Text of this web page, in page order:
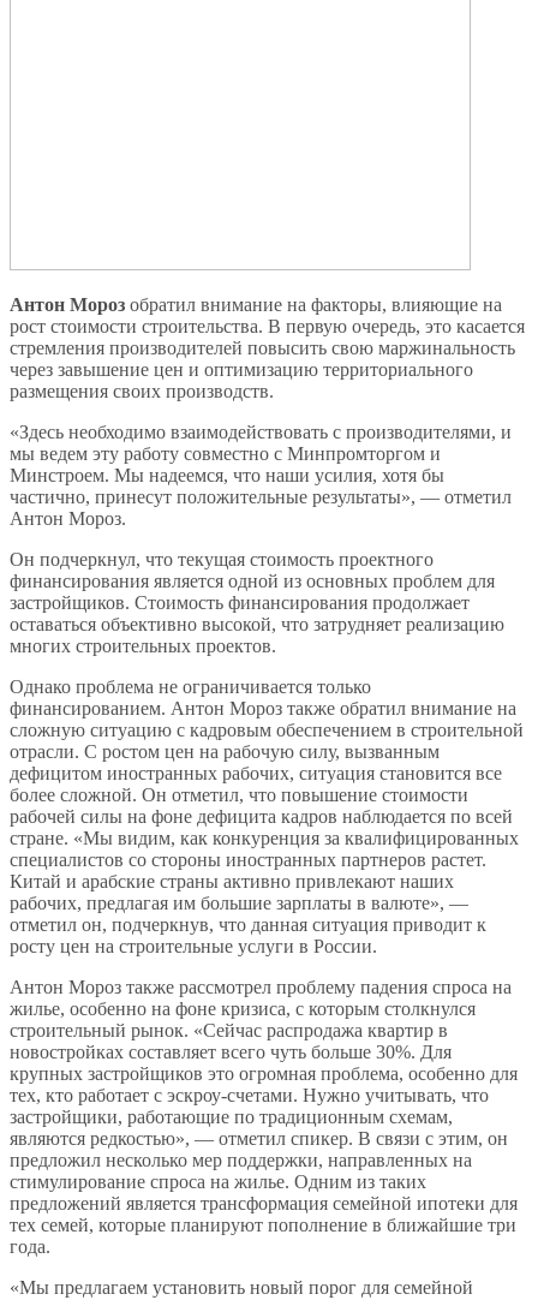
Антон Мороз обратил внимание на факторы, влияющие на
рост стоимости строительства. В первую очередь, это касается
стремления производителей повысить свою маржинальность
через завышение цен и оптимизацию территориального
размещения своих производств.
«Здесь необходимо взаимодействовать с производителями, и
мы ведем эту работу совместно с Минпромторгом и
Минстроем. Мы надеемся, что наши усилия, хотя бы
частично, принесут положительные результаты», — отметил
Антон Мороз.
Он подчеркнул, что текущая стоимость проектного
финансирования является одной из основных проблем для
застройщиков. Стоимость финансирования продолжает
оставаться объективно высокой, что затрудняет реализацию
многих строительных проектов.
Однако проблема не ограничивается только
финансированием. Антон Мороз также обратил внимание на
сложную ситуацию с кадровым обеспечением в строительной
отрасли. С ростом цен на рабочую силу, вызванным
дефицитом иностранных рабочих, ситуация становится все
более сложной. Он отметил, что повышение стоимости
рабочей силы на фоне дефицита кадров наблюдается по всей
стране. «Мы видим, как конкуренция за квалифицированных
специалистов со стороны иностранных партнеров растет.
Китай и арабские страны активно привлекают наших
рабочих, предлагая им большие зарплаты в валюте», —
отметил он, подчеркнув, что данная ситуация приводит к
росту цен на строительные услуги в России.
Антон Мороз также рассмотрел проблему падения спроса на
жилье, особенно на фоне кризиса, с которым столкнулся
строительный рынок. «Сейчас распродажа квартир в
новостройках составляет всего чуть больше 30%. Для
крупных застройщиков это огромная проблема, особенно для
тех, кто работает с эскроу-счетами. Нужно учитывать, что
застройщики, работающие по традиционным схемам,
являются редкостью», — отметил спикер. В связи с этим, он
предложил несколько мер поддержки, направленных на
стимулирование спроса на жилье. Одним из таких
предложений является трансформация семейной ипотеки для
тех семей, которые планируют пополнение в ближайшие три
года.
«Мы предлагаем установить новый порог для семейной